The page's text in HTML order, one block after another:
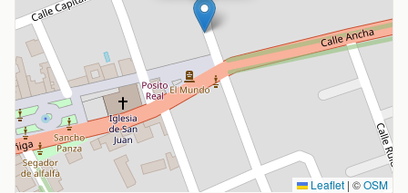
Leaflet | ©OSM